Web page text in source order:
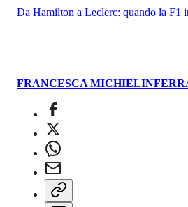
Da Hamilton a Leclerc: quando la F1
FRANCESCA MICHIELIN